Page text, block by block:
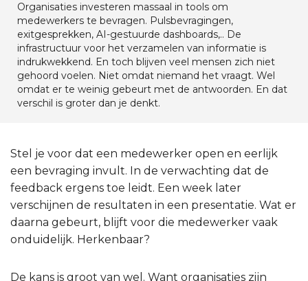
Organisaties investeren massaal in tools om
medewerkers te bevragen. Pulsbevragingen,
exitgesprekken, AI-gestuurde dashboards,.. De
infrastructuur voor het verzamelen van informatie is
indrukwekkend. En toch blijven veel mensen zich niet
gehoord voelen. Niet omdat niemand het vraagt. Wel
omdat er te weinig gebeurt met de antwoorden. En dat
verschil is groter dan je denkt.
Stel je voor dat een medewerker open en eerlijk
een bevraging invult. In de verwachting dat de
feedback ergens toe leidt. Een week later
verschijnen de resultaten in een presentatie. Wat er
daarna gebeurt, blijft voor die medewerker vaak
onduidelijk. Herkenbaar?
De kans is groot van wel. Want organisaties zijn